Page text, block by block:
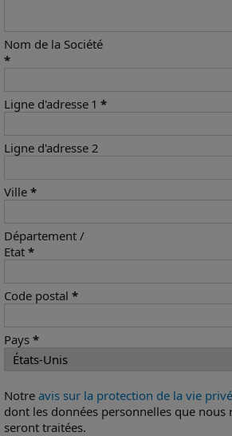
Nom de la Société
*
Ligne d'adresse 1 *
Ligne d'adresse 2
Ville *
Département /
Etat *
Code postal *
Pays *
Notre avis sur la protection de la vie
dont les données personnelles que nous
seront traitées.